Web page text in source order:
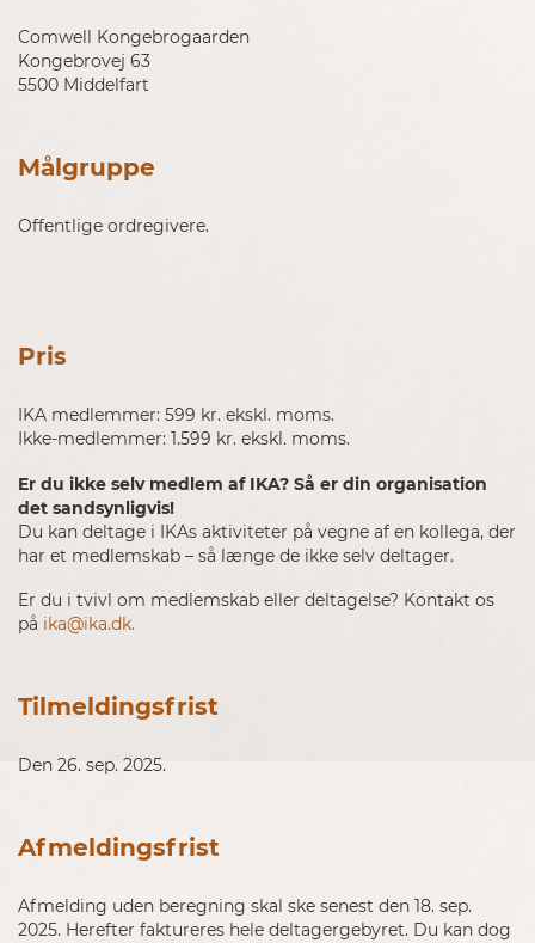
Comwell Kongebrogaarden
Kongebrovej 63
5500 Middelfart
Målgruppe
Offentlige ordregivere.
Pris
IKA medlemmer: 599 kr. ekskl. moms.
Ikke-medlemmer: 1.599 kr. ekskl. moms.
Er du ikke selv medlem af IKA? Så er din organisation
det sandsynligvis!
Du kan deltage i IKAs aktiviteter på vegne af en kollega, der
har et medlemskab – så længe de ikke selv deltager.
Er du i tvivl om medlemskab eller deltagelse? Kontakt os
på ika@ika.dk.
Tilmeldingsfrist
Den 26. sep. 2025.
Afmeldingsfrist
Afmelding uden beregning skal ske senest den 18. sep.
2025. Herefter faktureres hele deltagergebyret. Du kan dog